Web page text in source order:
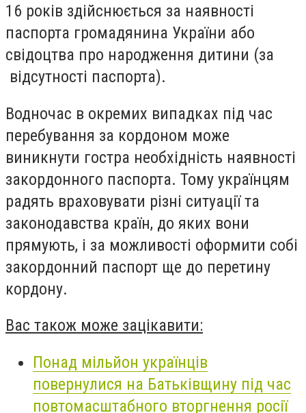
16 років здійснюється за наявності
паспорта громадянина України або
свідоцтва про народження дитини (за
відсутності паспорта).
Водночас в окремих випадках під час
перебування за кордоном може
виникнути гостра необхідність наявності
закордонного паспорта. Тому українцям
радять враховувати різні ситуації та
законодавства країн, до яких вони
прямують, і за можливості оформити собі
закордонний паспорт ще до перетину
кордону.
Вас також може зацікавити:
Понад мільйон українців
повернулися на Батьківщину під час
повтомасштабного вторгнення росії